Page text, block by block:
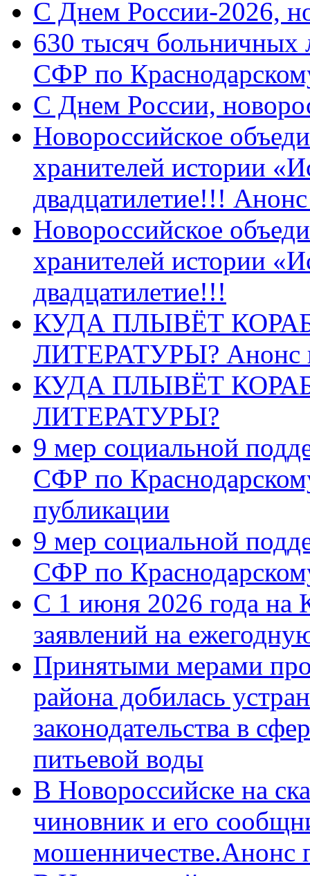
C Днем России-2026,
630 тысяч больничных
СФР по
C Днем России,
Новороссийское
хранителей истории
двадцатилетие!!!
Новороссийское
хранителей истории
двадцатилетие!!!
КУДА ПЛЫВЁТ
ЛИТЕРАТУРЫ? Анонс
КУДА ПЛЫВЁТ
ЛИТЕРАТУРЫ?
9 мер социальной
СФР по
публикации
9 мер социальной
СФР по
С 1 июня 2026 года на
заявлений на
Принятыми мерами
района добилась
законодательства в
питьевой воды
В Новороссийске на
чиновник и его
мошенничестве.Анонс